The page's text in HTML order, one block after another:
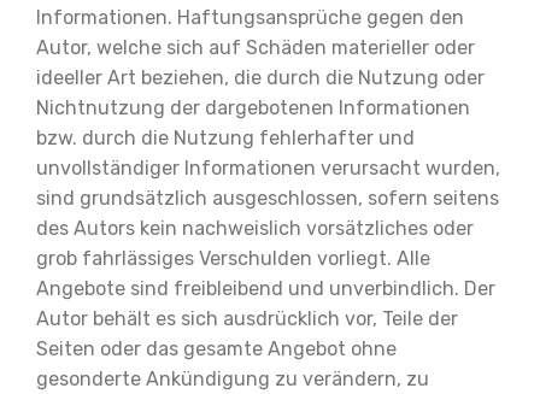
Informationen. Haftungsansprüche gegen den
Autor, welche sich auf Schäden materieller oder
ideeller Art beziehen, die durch die Nutzung oder
Nichtnutzung der dargebotenen Informationen
bzw. durch die Nutzung fehlerhafter und
unvollständiger Informationen verursacht wurden,
sind grundsätzlich ausgeschlossen, sofern seitens
des Autors kein nachweislich vorsätzliches oder
grob fahrlässiges Verschulden vorliegt. Alle
Angebote sind freibleibend und unverbindlich. Der
Autor behält es sich ausdrücklich vor, Teile der
Seiten oder das gesamte Angebot ohne
gesonderte Ankündigung zu verändern, zu